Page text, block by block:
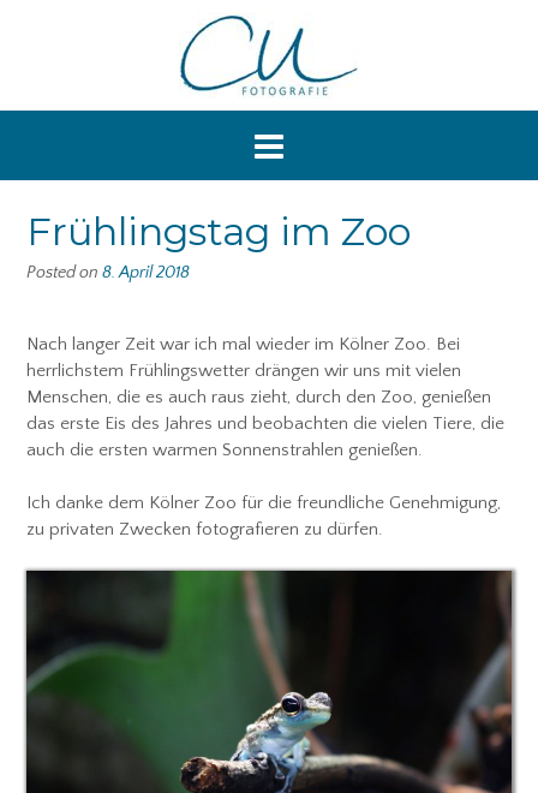
Frühlingstag im Zoo
Posted on 8. April 2018
Nach langer Zeit war ich mal wieder im Kölner Zoo. Bei
herrlichstem Frühlingswetter drängen wir uns mit vielen
Menschen, die es auch raus zieht, durch den Zoo, genießen
das erste Eis des Jahres und beobachten die vielen Tiere, die
auch die ersten warmen Sonnenstrahlen genießen.
Ich danke dem Kölner Zoo für die freundliche Genehmigung,
zu privaten Zwecken fotografieren zu dürfen.